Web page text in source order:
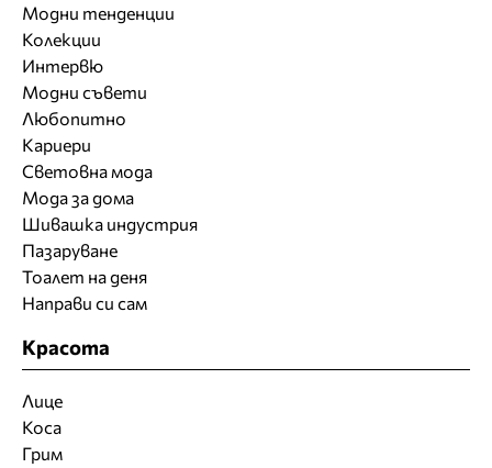
Модни тенденции
Колекции
Интервю
Модни съвети
Любопитно
Кариери
Световна мода
Мода за дома
Шивашка индустрия
Пазаруване
Тоалет на деня
Направи си сам
Красота
Лице
Коса
Грим